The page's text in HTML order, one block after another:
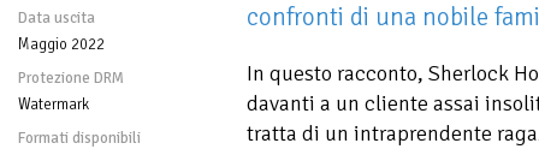
Data uscita
Maggio 2022
Protezione DRM
Watermark
Formati disponibili
confronti di una nobile
In questo racconto, Sherlock
davanti a un cliente assai
tratta di un intraprendente